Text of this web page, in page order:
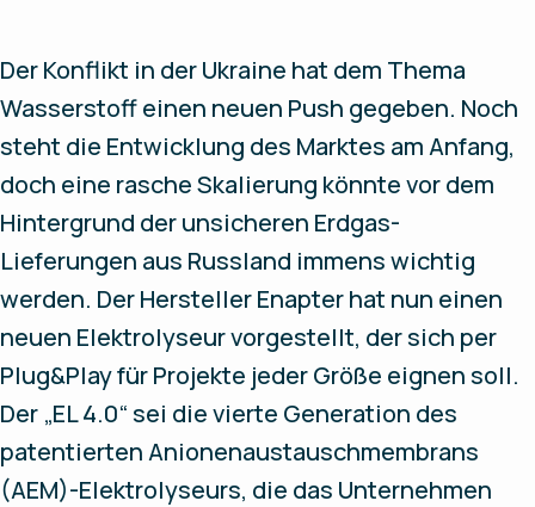
Der Konflikt in der Ukraine hat dem Thema
Wasserstoff einen neuen Push gegeben. Noch
steht die Entwicklung des Marktes am Anfang,
doch eine rasche Skalierung könnte vor dem
Hintergrund der unsicheren Erdgas-
Lieferungen aus Russland immens wichtig
werden. Der Hersteller Enapter hat nun einen
neuen Elektrolyseur vorgestellt, der sich per
Plug&Play für Projekte jeder Größe eignen soll.
Der „EL 4.0“ sei die vierte Generation des
patentierten Anionenaustauschmembrans
(AEM)-Elektrolyseurs, die das Unternehmen